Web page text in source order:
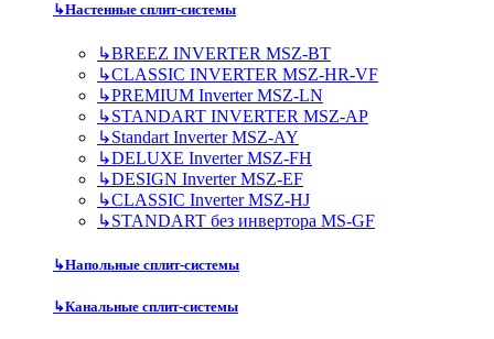
↳Настенные сплит-системы
↳BREEZ INVERTER MSZ-BT
↳CLASSIC INVERTER MSZ-HR-VF
↳PREMIUM Inverter MSZ-LN
↳STANDART INVERTER MSZ-AP
↳Standart Inverter MSZ-AY
↳DELUXE Inverter MSZ-FH
↳DESIGN Inverter MSZ-EF
↳CLASSIC Inverter MSZ-HJ
↳STANDART без инвертора MS-GF
↳Напольные сплит-системы
↳Канальные сплит-системы